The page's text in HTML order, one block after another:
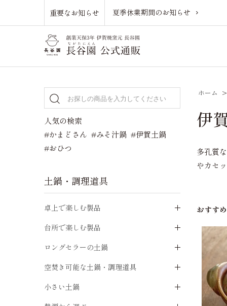
重要なお知らせ 夏季休業期間のお知らせ
ホーム
伊
多孔質
やカセ
おすす
人気の検索
#かまどさん #みそ汁鍋 #伊賀土鍋
#おひつ
土鍋・調理道具
卓上で楽しむ製品
台所で楽しむ製品
ロングセラーの土鍋
空焚き可能な土鍋・調理道具
小さい土鍋